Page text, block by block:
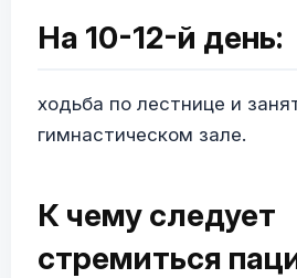
На 10-12-й день:
ходьба по лестнице и
гимнастическом зале.
К чему следует
стремиться